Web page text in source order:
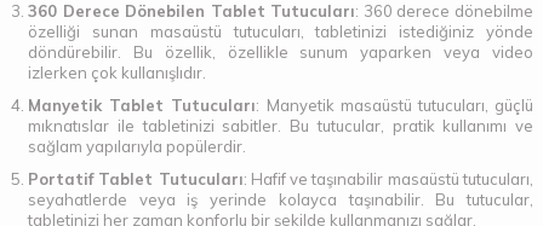
360 Derece Dönebilen Tablet Tutucuları: 360 derece dönebilme
özelliği sunan masaüstü tutucuları, tabletinizi istediğiniz yönde
döndürebilir. Bu özellik, özellikle sunum yaparken veya video
izlerken çok kullanışlıdır.
Manyetik Tablet Tutucuları: Manyetik masaüstü tutucuları, güçlü
mıknatıslar ile tabletinizi sabitler. Bu tutucular, pratik kullanımı ve
sağlam yapılarıyla popülerdir.
Portatif Tablet Tutucuları: Hafif ve taşınabilir masaüstü tutucuları,
seyahatlerde veya iş yerinde kolayca taşınabilir. Bu tutucular,
tabletinizi her zaman konforlu bir şekilde kullanmanızı sağlar.